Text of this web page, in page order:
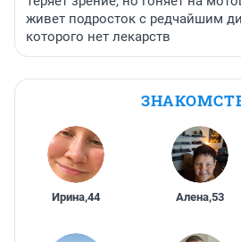
живет подросток с редчайшим
которого нет лекарств
Ирина,44 Алена,53